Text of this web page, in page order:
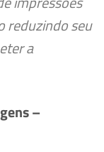
reduzindo seu
a
–